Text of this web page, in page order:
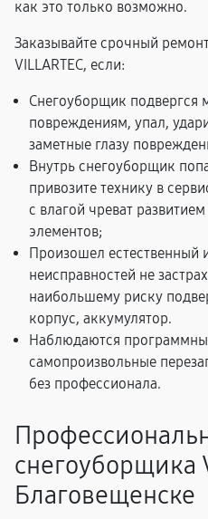
как это только возможно.
Заказывайте срочный
VILLARTEC, если:
Снегоуборщик подвергся
повреждениям, упал,
заметные глазу
Внутрь снегоуборщик
привозите технику в
с влагой чреват
элементов;
Произошел естественный
неисправностей не
наибольшему риску
корпус, аккумулятор.
Наблюдаются
самопроизвольные
без профессионала.
снегоуборщика
Благовещенске